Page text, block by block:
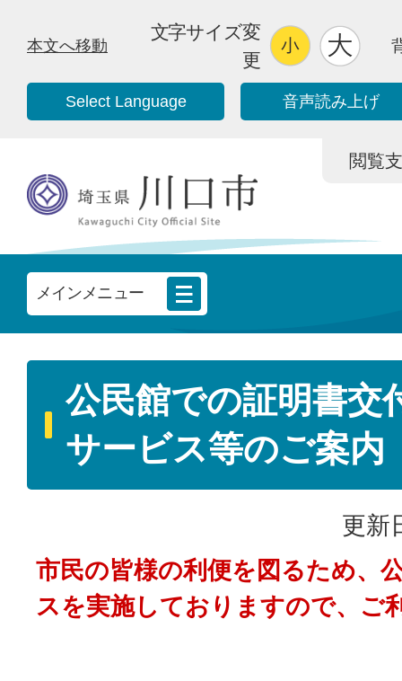
本文へ移動
文字サイズ変
更
Select Language 音声読み上げ
閲覧
メインメニュー
公民館での証明書交
サービス等のご案内
更新
市民の皆様の利便を図るため、
スを実施しておりますので、ご